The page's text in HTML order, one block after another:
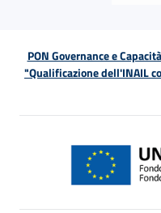
PON Governance e
"Qualificazione dell'INAIL